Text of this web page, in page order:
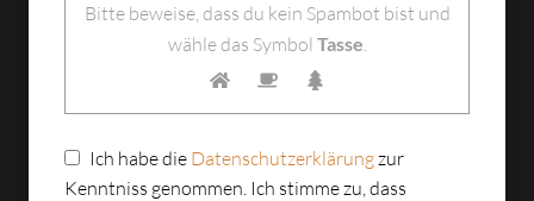
Bitte beweise, dass du kein Spambot bist und
wähle das Symbol Tasse.
Ich habe die Datenschutzerklärungzur
Kenntniss genommen. Ich stimme zu, dass